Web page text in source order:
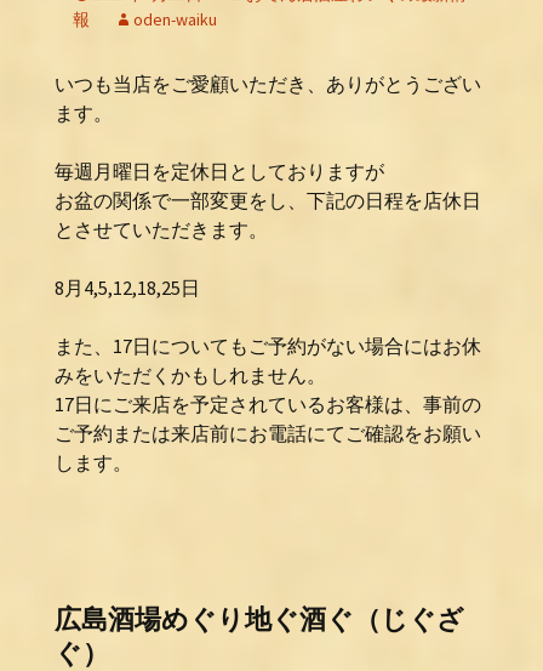
報
oden-waiku
いつも当店をご愛顧いただき、ありがとうござい
ます。
毎週月曜日を定休日としておりますが
お盆の関係で一部変更をし、下記の日程を店休日
とさせていただきます。
8月4,5,12,18,25日
また、17日についてもご予約がない場合にはお休
みをいただくかもしれません。
17日にご来店を予定されているお客様は、事前の
ご予約または来店前にお電話にてご確認をお願い
します。
広島酒場めぐり地ぐ酒ぐ（じぐざ
ぐ）